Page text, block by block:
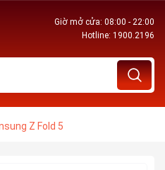
Giờ mở cửa: 08:00 - 22:00
Hotline: 1900.2196
Z Fold 5